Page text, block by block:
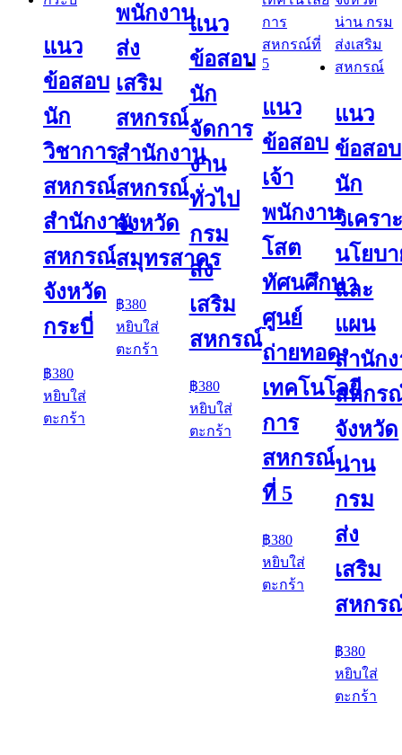
แนว
ข้อสอบ
นัก
วิชาการ
สหกรณ์
สำนักงาน
สหกรณ์
จังหวัด
กระบี่
฿380
หยิบใส่
ตะกร้า
พนักงาน
ส่ง
เสริม
สหกรณ์
สำนักงาน
สหกรณ์
จังหวัด
สมุทรสาคร
฿380
หยิบใส่
ตะกร้า
แนว
ข้อสอบ
นัก
จัดการ
งาน
ทั่วไป
กรม
ส่ง
เสริม
สหกรณ์
฿380
หยิบใส่
ตะกร้า
แนว
ข้อสอบ
เจ้า
พนักงาน
โสต
ทัศนศึกษา
ศูนย์
ถ่ายทอด
เทคโนโลยี
การ
สหกรณ์
ที่ 5
฿380
หยิบใส่
ตะกร้า
แนว
ข้อสอบ
นัก
วิเครา
นโยบ
และ
แผน
สำนัก
สหกร
จังหวัด
น่าน
กรม
ส่ง
เสริม
สหกร
฿380
หยิบใส่
ตะกร้า